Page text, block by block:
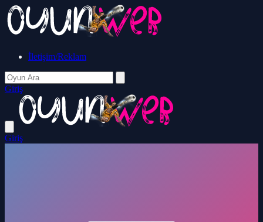
İletişim/Reklam
Giriş
Giriş